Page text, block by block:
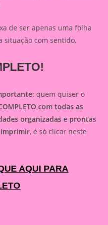
de ser apenas uma folha
situação com sentido.
quem quiser o
com todas as
organizadas e prontas
, é só clicar neste
AQUI PARA